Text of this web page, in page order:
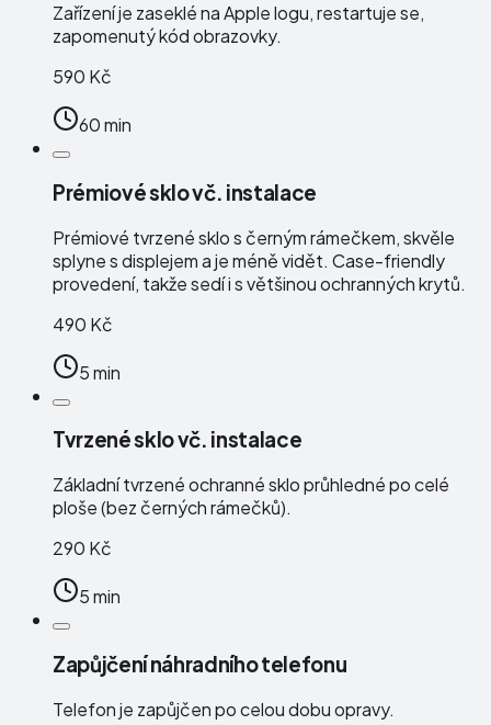
Zařízení je zaseklé na Apple logu, restartuje se,
zapomenutý kód obrazovky.
590 Kč
60 min
Prémiové sklo vč. instalace
Prémiové tvrzené sklo s černým rámečkem, skvěle
splyne s displejem a je méně vidět. Case-friendly
provedení, takže sedí i s většinou ochranných krytů.
490 Kč
5 min
Tvrzené sklo vč. instalace
Základní tvrzené ochranné sklo průhledné po celé
ploše (bez černých rámečků).
290 Kč
5 min
Zapůjčení náhradního telefonu
Telefon je zapůjčen po celou dobu opravy.